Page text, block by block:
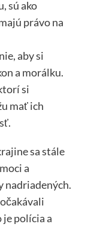
sú ako
právo na
aby si
a morálku.
si
mať ich
sa stále
a
nadriadených.
polícia a